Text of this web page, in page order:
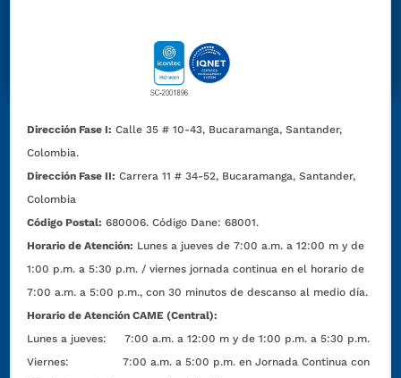
Dirección Fase I: Calle 35 # 10-43, Bucaramanga, Santander,
Colombia.
Dirección Fase II: Carrera 11 # 34-52, Bucaramanga, Santander,
Colombia
Código Postal: 680006. Código Dane: 68001.
Horario de Atención: Lunes a jueves de 7:00 a.m. a 12:00 m y de
1:00 p.m. a 5:30 p.m. / viernes jornada continua en el horario de
7:00 a.m. a 5:00 p.m., con 30 minutos de descanso al medio día.
Horario de Atención CAME (Central):
Lunes a jueves: 7:00 a.m. a 12:00 m y de 1:00 p.m. a 5:30 p.m.
Viernes: 7:00 a.m. a 5:00 p.m. en Jornada Continua con